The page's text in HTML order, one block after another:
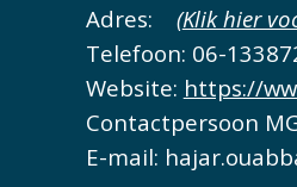
Adres:
(Klik hier
Telefoon: 06-
Website: https://
Contactpersoon
E-mail: